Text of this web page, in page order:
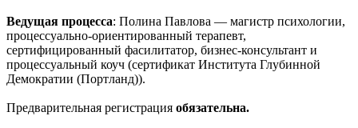
Ведущая процесса: Полина Павлова — магистр психологии,
процессуально-ориентированный терапевт,
сертифицированный фасилитатор, бизнес-консультант и
процессуальный коуч (сертификат Института Глубинной
Демократии (Портланд)).
Предварительная регистрация обязательна.